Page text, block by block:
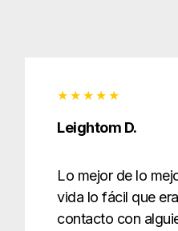
Leightom D.
Lo mejor de lo
vida lo fácil que
contacto con